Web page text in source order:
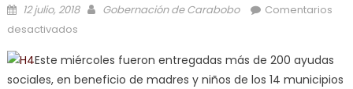
Posted on
12 julio, 2018 Author
Gobernación de Carabobo
Comentarios
desactivados
Este miércoles fueron entregadas más de 200 ayudas
sociales, en beneficio de madres y niños de los 14 municipios